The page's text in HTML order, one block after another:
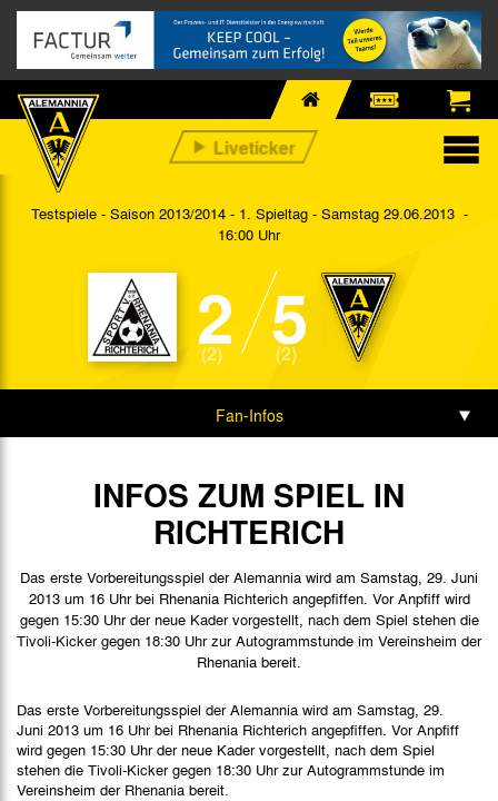
Testspiele - Saison 2013/2014 - 1. Spieltag - Samstag 29.06.2013 -
16:00 Uhr
2
(2) 5
(2)
Fan-Infos
Spielbericht
Bilder
INFOS ZUM SPIEL IN
RICHTERICH
Das erste Vorbereitungsspiel der Alemannia wird am Samstag, 29. Juni
2013 um 16 Uhr bei Rhenania Richterich angepfiffen. Vor Anpfiff wird
gegen 15:30 Uhr der neue Kader vorgestellt, nach dem Spiel stehen die
Tivoli-Kicker gegen 18:30 Uhr zur Autogrammstunde im Vereinsheim der
Rhenania bereit.
Das erste Vorbereitungsspiel der Alemannia wird am Samstag, 29.
Juni 2013 um 16 Uhr bei Rhenania Richterich angepfiffen. Vor Anpfiff
wird gegen 15:30 Uhr der neue Kader vorgestellt, nach dem Spiel
stehen die Tivoli-Kicker gegen 18:30 Uhr zur Autogrammstunde im
Vereinsheim der Rhenania bereit.